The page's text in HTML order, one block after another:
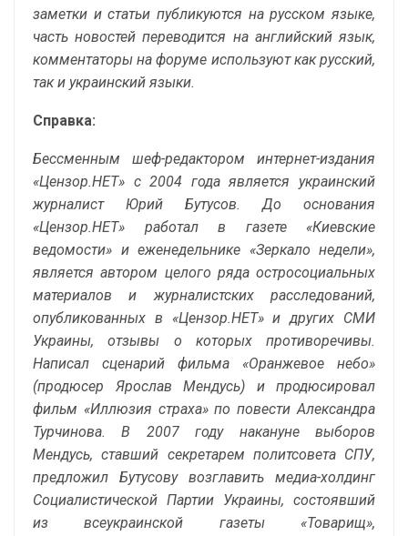
заметки и статьи публикуются на русском языке,
часть новостей переводится на английский язык,
комментаторы на форуме используют как русский,
так и украинский языки.
Справка:
Бессменным шеф-редактором интернет-издания
«Цензор.НЕТ» с 2004 года является украинский
журналист Юрий Бутусов. До основания
«Цензор.НЕТ» работал в газете «Киевские
ведомости» и еженедельнике «Зеркало недели»,
является автором целого ряда остросоциальных
материалов и журналистских расследований,
опубликованных в «Цензор.НЕТ» и других СМИ
Украины, отзывы о которых противоречивы.
Написал сценарий фильма «Оранжевое небо»
(продюсер Ярослав Мендусь) и продюсировал
фильм «Иллюзия страха» по повести Александра
Турчинова. В 2007 году накануне выборов
Мендусь, ставший секретарем политсовета СПУ,
предложил Бутусову возглавить медиа-холдинг
Социалистической Партии Украины, состоявший
из всеукраинской газеты «Товарищ»,